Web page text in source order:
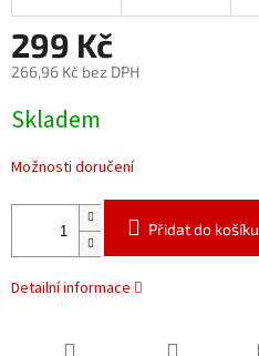
299 Kč
266,96 Kč bez DPH
cena:
Skladem
Možnosti doručení
Přidat do košíku
Detailní informace